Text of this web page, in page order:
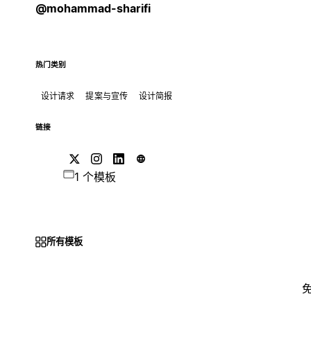
@mohammad-sharifi
热门类别
设计请求 提案与宣传 设计简报
链接
1 个模板
所有模板